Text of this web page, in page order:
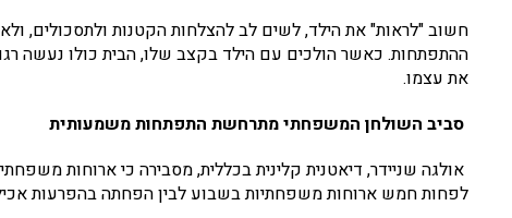
חשוב "לראות" את הילד, לשים לב להצלחות הקטנות ולתסכולים,
ההתפתחות. כאשר הולכים עם הילד בקצב שלו, הבית כולו נעשה
את עצמו.
סביב השולחן המשפחתי מתרחשת התפתחות משמעותית
אולגה שניידר, דיאטנית קלינית בכללית, מסבירה כי ארוחות
לפחות חמש ארוחות משפחתיות בשבוע לבין הפחתה בהפרעות